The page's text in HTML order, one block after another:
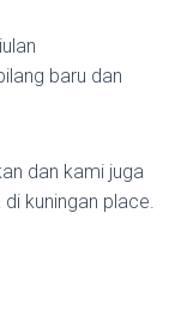
baru dan
dan kami juga
kuningan place.